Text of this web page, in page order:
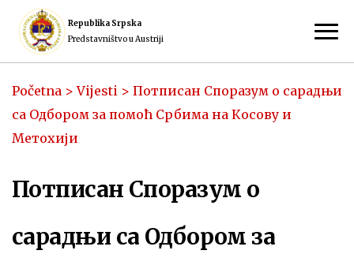
Republika Srpska
Predstavništvo u Austriji
Početna >Vijesti > Потписан Споразум о сарадњи
са Одбором за помоћ Србима на Косову и
Метохији
Потписан Споразум о
сарадњи са Одбором за